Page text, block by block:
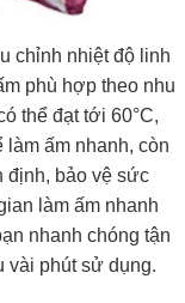
chỉnh nhiệt độ linh
phù hợp theo nhu
thể đạt tới 60°C,
ấm nhanh, còn
định, bảo vệ sức
làm ấm nhanh
nhanh chóng tận
vài phút sử dụng.